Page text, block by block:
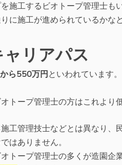
施工するビオトープ管理士も
に施工が進められているかな
リアパス
ら550万円 といわれています。
トープ管理士の方はこれより
工管理技士などとは異なり、
はありません。
トープ管理士の多くが造園企